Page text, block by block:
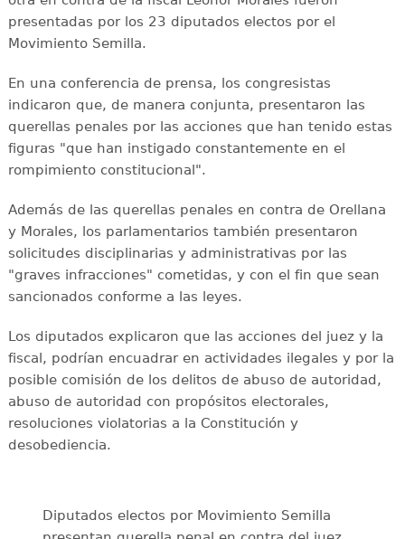
presentadas por los 23 diputados electos por el
Movimiento Semilla.
En una conferencia de prensa, los congresistas
indicaron que, de manera conjunta, presentaron las
querellas penales por las acciones que han tenido estas
figuras "que han instigado constantemente en el
rompimiento constitucional".
Además de las querellas penales en contra de Orellana
y Morales, los parlamentarios también presentaron
solicitudes disciplinarias y administrativas por las
"graves infracciones" cometidas, y con el fin que sean
sancionados conforme a las leyes.
Los diputados explicaron que las acciones del juez y la
fiscal, podrían encuadrar en actividades ilegales y por la
posible comisión de los delitos de abuso de autoridad,
abuso de autoridad con propósitos electorales,
resoluciones violatorias a la Constitución y
desobediencia.
Diputados electos por Movimiento Semilla